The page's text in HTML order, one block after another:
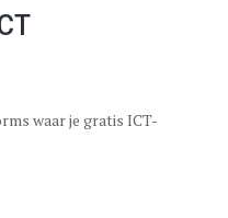
waar je gratis ICT-